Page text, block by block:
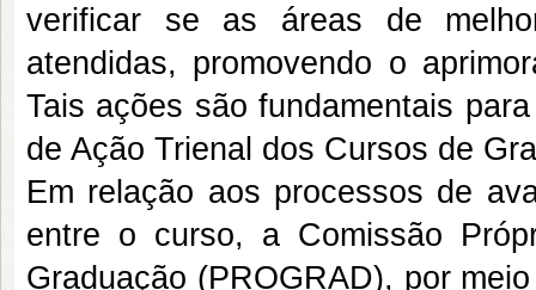
verificar se as áreas de
atendidas, promovendo o
Tais ações são fundamentais
de Ação Trienal dos Cursos de
Em relação aos processos de
entre o curso, a Comissão
Graduação (PROGRAD), por